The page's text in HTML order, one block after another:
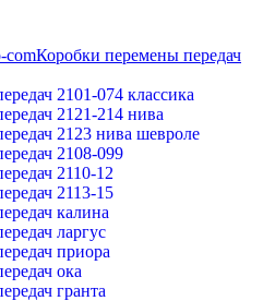
Коробки перемены передач
2101-074 классика
2121-214 нива
2123 нива шевроле
2108-099
2110-12
2113-15
калина
ларгус
приора
ока
гранта